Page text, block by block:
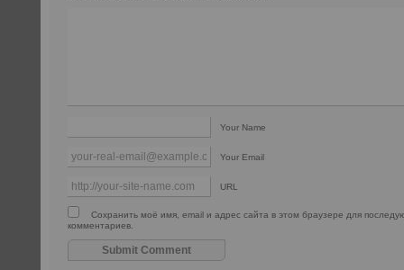
Your Name
Your Email
URL
Сохранить моё имя, email и адрес сайта в этом браузере для
комментариев.